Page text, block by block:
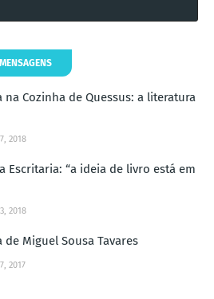
na Cozinha de Quessus: a literatura
2018
Escritaria: “a ideia de livro está em
2018
de Miguel Sousa Tavares
2017